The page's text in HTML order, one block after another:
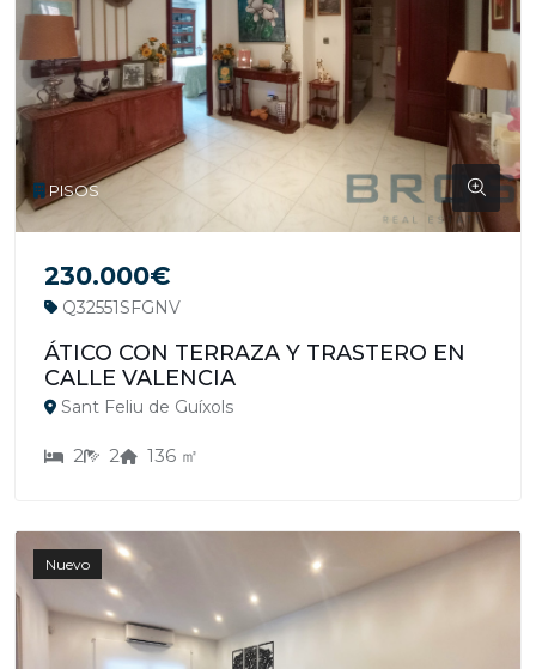
PISOS
230.000€
Q32551SFGNV
ÁTICO CON TERRAZA Y TRASTERO EN
CALLE VALENCIA
Sant Feliu de Guíxols
2 2 136 ㎡
Nuevo